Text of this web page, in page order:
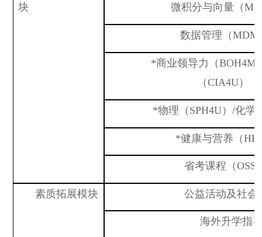
块
微积分与向量（
数据管理（
*商业领导力 （BOH4M
（CIA4U）
*物理（ SPH4U） /化学
*健康与营养（
省考课程（
素质拓展模块 公益活动及社会
海外升学指